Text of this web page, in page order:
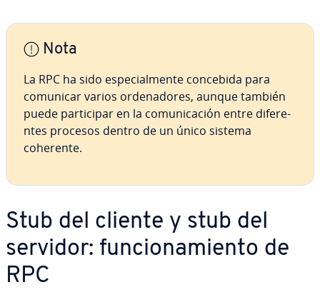
Nota
La RPC ha sido es­pe­cia­l­me­n­te concebida para
comunicar varios or­de­na­do­res, aunque también
puede pa­r­ti­ci­par en la co­mu­ni­ca­ción entre di­fe­re­
n­tes procesos dentro de un único sistema
coherente.
Stub del cliente y stub del
servidor: fu­n­cio­na­mie­n­to de
RPC